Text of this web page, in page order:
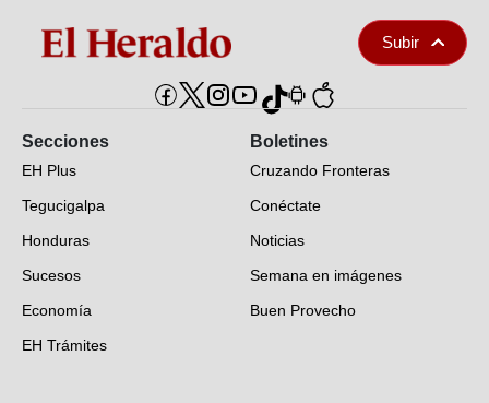
Subir
Secciones
EH Plus
Tegucigalpa
Honduras
Sucesos
Economía
EH Trámites
Boletines
Cruzando Fronteras
Conéctate
Noticias
Semana en imágenes
Buen Provecho